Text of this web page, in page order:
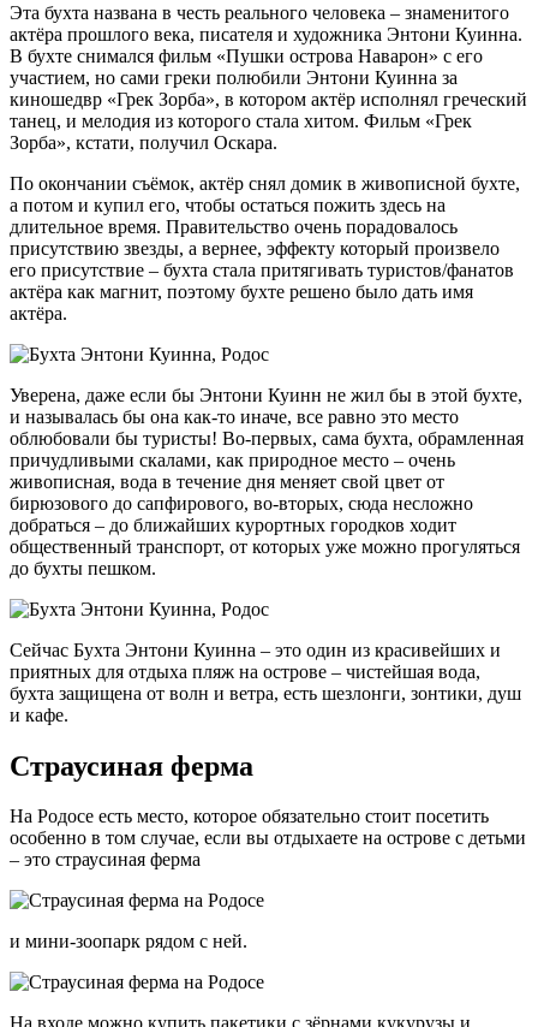
Эта бухта названа в честь реального человека – знаменитого
актёра прошлого века, писателя и художника Энтони Куинна.
В бухте снимался фильм «Пушки острова Наварон» с его
участием, но сами греки полюбили Энтони Куинна за
киношедвр «Грек Зорба», в котором актёр исполнял греческий
танец, и мелодия из которого стала хитом. Фильм «Грек
Зорба», кстати, получил Оскара.
По окончании съёмок, актёр снял домик в живописной бухте,
а потом и купил его, чтобы остаться пожить здесь на
длительное время. Правительство очень порадовалось
присутствию звезды, а вернее, эффекту который произвело
его присутствие – бухта стала притягивать туристов/фанатов
актёра как магнит, поэтому бухте решено было дать имя
актёра.
Уверена, даже если бы Энтони Куинн не жил бы в этой бухте,
и называлась бы она как-то иначе, все равно это место
облюбовали бы туристы! Во-первых, сама бухта, обрамленная
причудливыми скалами, как природное место – очень
живописная, вода в течение дня меняет свой цвет от
бирюзового до сапфирового, во-вторых, сюда несложно
добраться – до ближайших курортных городков ходит
общественный транспорт, от которых уже можно прогуляться
до бухты пешком.
Сейчас Бухта Энтони Куинна – это один из красивейших и
приятных для отдыха пляж на острове – чистейшая вода,
бухта защищена от волн и ветра, есть шезлонги, зонтики, душ
и кафе.
Страусиная ферма
На Родосе есть место, которое обязательно стоит посетить
особенно в том случае, если вы отдыхаете на острове с детьми
– это страусиная ферма
и мини-зоопарк рядом с ней.